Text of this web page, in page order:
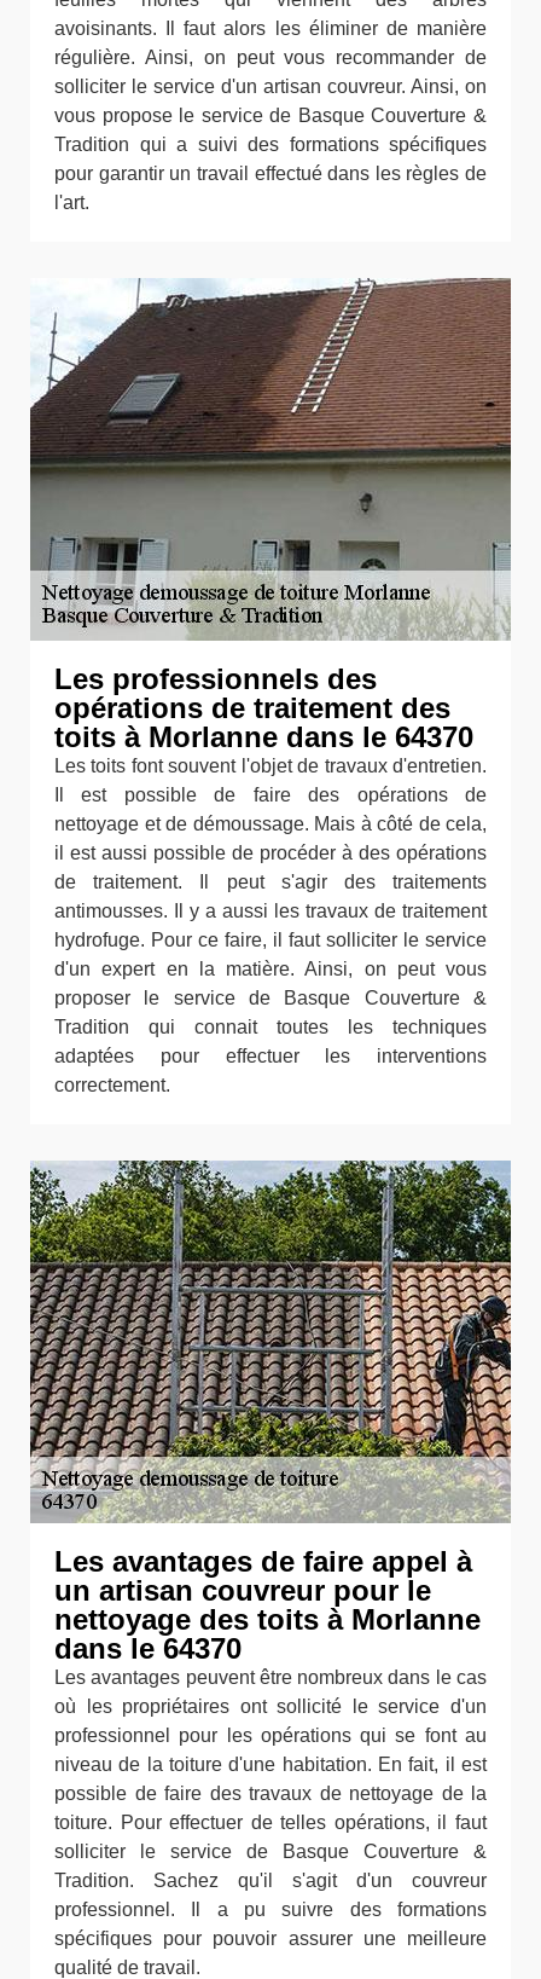
avoisinants. Il faut alors les éliminer de manière
régulière. Ainsi, on peut vous recommander de
solliciter le service d'un artisan couvreur. Ainsi, on
vous propose le service de Basque Couverture &
Tradition qui a suivi des formations spécifiques
pour garantir un travail effectué dans les règles de
l'art.
Les professionnels des
opérations de traitement des
toits à Morlanne dans le 64370
Les toits font souvent l'objet de travaux d'entretien.
Il est possible de faire des opérations de
nettoyage et de démoussage. Mais à côté de cela,
il est aussi possible de procéder à des opérations
de traitement. Il peut s'agir des traitements
antimousses. Il y a aussi les travaux de traitement
hydrofuge. Pour ce faire, il faut solliciter le service
d'un expert en la matière. Ainsi, on peut vous
proposer le service de Basque Couverture &
Tradition qui connait toutes les techniques
adaptées pour effectuer les interventions
correctement.
Les avantages de faire appel à
un artisan couvreur pour le
nettoyage des toits à Morlanne
dans le 64370
Les avantages peuvent être nombreux dans le cas
où les propriétaires ont sollicité le service d'un
professionnel pour les opérations qui se font au
niveau de la toiture d'une habitation. En fait, il est
possible de faire des travaux de nettoyage de la
toiture. Pour effectuer de telles opérations, il faut
solliciter le service de Basque Couverture &
Tradition. Sachez qu'il s'agit d'un couvreur
professionnel. Il a pu suivre des formations
spécifiques pour pouvoir assurer une meilleure
qualité de travail.